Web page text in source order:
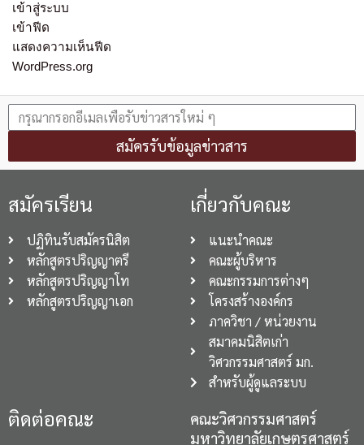
เข้าสู่ระบบ
เข้าฟีด
แสดงความเห็นฟีด
WordPress.org
สมัครรับข้อมูลข่าวสาร
สมัครเรียน
ปฏิทินรับสมัครนิสิต
หลักสูตรปริญญาตรี
หลักสูตรปริญญาโท
หลักสูตรปริญญาเอก
เกี่ยวกับคณะ
แนะนำคณะ
คณะผู้บริหาร
คณะกรรมการต่างๆ
โครงสร้างองค์กร
ภาควิชา / หน่วยงาน
สมาคมนิสิตเก่า
วิศวกรรมศาสตร์ มก.
สำหรับผู้ดูแลระบบ
ติดต่อคณะ
คณะวิศวกรรมศาสตร์
มหาวิทยาลัยเกษตรศาสตร์